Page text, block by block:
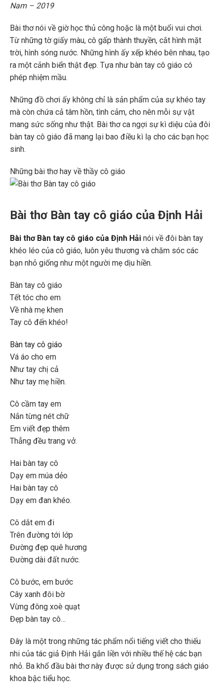
Nam – 2019
Bài thơ nói về giờ học thủ công hoặc là một buổi vui chơi.
Từ những tờ giấy màu, cô gấp thành thuyền, cắt hình mặt
trời, hình sóng nước. Những hình ấy xếp khéo bên nhau, tạo
ra một cảnh biển thật đẹp. Tựa như bàn tay cô giáo có
phép nhiệm mầu.
Những đồ chơi ấy không chỉ là sản phẩm của sự khéo tay
mà còn chứa cả tâm hồn, tình cảm, cho nên mỗi sự vật
mang sức sống như thật. Bài thơ ca ngợi sự kì diệu của đôi
bàn tay cô giáo đã mang lại bao điều kì lạ cho các bạn học
sinh.
Những bài thơ hay về thầy cô giáo
Bài thơ Bàn tay cô giáo của Định Hải
Bài thơ Bàn tay cô giáo của Định Hải nói về đôi bàn tay
khéo léo của cô giáo, luôn yêu thương và chăm sóc các
bạn nhỏ giống như một người mẹ dịu hiền.
Bàn tay cô giáo
Tết tóc cho em
Về nhà mẹ khen
Tay cô đến khéo!
Bàn tay cô giáo
Vá áo cho em
Như tay chị cả
Như tay mẹ hiền.
Cô cầm tay em
Nắn từng nét chữ
Em viết đẹp thêm
Thẳng đều trang vở.
Hai bàn tay cô
Dạy em múa dẻo
Hai bàn tay cô
Dạy em đan khéo.
Cô dắt em đi
Trên đường tới lớp
Đường đẹp quê hương
Đường dài đất nước.
Cô bước, em bước
Cây xanh đôi bờ
Vừng đông xoè quạt
Đẹp bàn tay cô…
Đây là một trong những tác phẩm nổi tiếng viết cho thiếu
nhi của tác giả Định Hải gắn liền với nhiều thế hệ các bạn
nhỏ. Ba khổ đầu bài thơ này được sử dụng trong sách giáo
khoa bậc tiểu học.